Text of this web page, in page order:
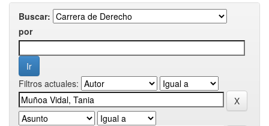
Buscar:
por
Filtros actuales: